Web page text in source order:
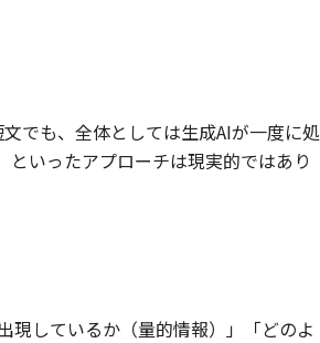
でも、全体としては生成AIが一度に処
いったアプローチは現実的ではあり
現しているか（量的情報）」「どのよ